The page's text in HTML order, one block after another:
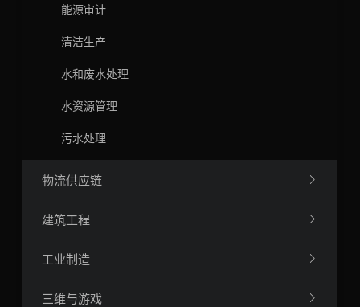
能源审计
清洁生产
水和废水处理
水资源管理
污水处理
物流供应链
建筑工程
工业制造
三维与游戏